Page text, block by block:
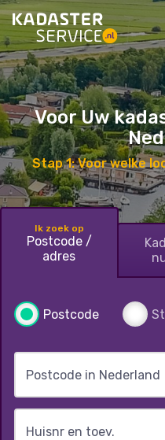
Voor Uw
Stap 1: Voor welke
Ik zoek op
Postcode /
adres
Postcode
Postcode in Nederland
Huisnr en toev.